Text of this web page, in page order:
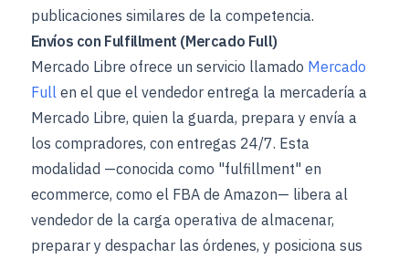
publicaciones similares de la competencia.
Envíos con Fulfillment (Mercado Full)
Mercado Libre ofrece un servicio llamado Mercado
Full en el que el vendedor entrega la mercadería a
Mercado Libre, quien la guarda, prepara y envía a
los compradores, con entregas 24/7. Esta
modalidad —conocida como "fulfillment" en
ecommerce, como el FBA de Amazon— libera al
vendedor de la carga operativa de almacenar,
preparar y despachar las órdenes, y posiciona sus